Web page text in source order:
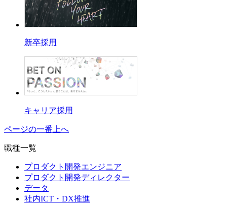
新卒採用
キャリア採用
ページの一番上へ
職種一覧
プロダクト開発エンジニア
プロダクト開発ディレクター
データ
社内ICT・DX推進